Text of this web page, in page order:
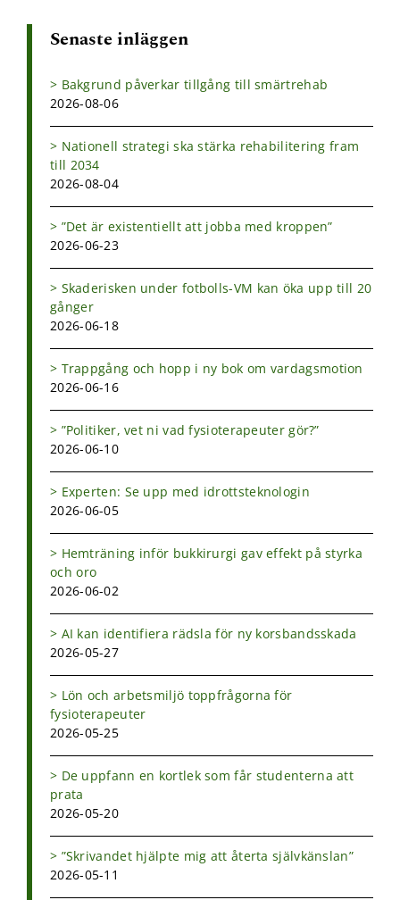
Senaste inläggen
Bakgrund påverkar tillgång till smärtrehab
2026-08-06
Nationell strategi ska stärka rehabilitering fram
till 2034
2026-08-04
”Det är existentiellt att jobba med kroppen”
2026-06-23
Skaderisken under fotbolls-VM kan öka upp till 20
gånger
2026-06-18
Trappgång och hopp i ny bok om vardagsmotion
2026-06-16
”Politiker, vet ni vad fysioterapeuter gör?”
2026-06-10
Experten: Se upp med idrottsteknologin
2026-06-05
Hemträning inför bukkirurgi gav effekt på styrka
och oro
2026-06-02
AI kan identifiera rädsla för ny korsbandsskada
2026-05-27
Lön och arbetsmiljö toppfrågorna för
fysioterapeuter
2026-05-25
De uppfann en kortlek som får studenterna att
prata
2026-05-20
”Skrivandet hjälpte mig att återta självkänslan”
2026-05-11